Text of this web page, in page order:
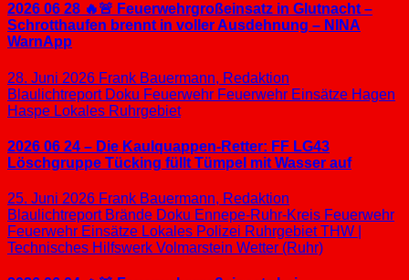
2026 06 28 🔥🚨 Feuerwehrgroßeinsatz in Glutnacht –
Schrotthaufen brennt in voller Ausdehnung – NINA
WarnApp
28. Juni 2026 Frank Bauermann, Redaktion
Blaulichtreport Doku Feuerwehr Feuerwehr Einsätze Hagen
Haspe Lokales Ruhrgebiet
2026 06 24 – Die Kaulquappen-Retter: FF LG43
Löschgruppe Tücking füllt Tümpel mit Wasser auf
25. Juni 2026 Frank Bauermann, Redaktion
Blaulichtreport Brände Doku Ennepe-Ruhr-Kreis Feuerwehr
Feuerwehr Einsätze Lokales Polizei RuhrgebietTHW |
Technisches Hilfswerk Volmarstein Wetter (Ruhr)